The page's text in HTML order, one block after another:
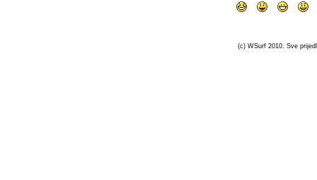
(c) WSurf 2010. Sve